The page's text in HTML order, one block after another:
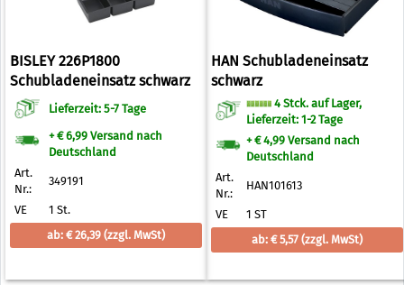
BISLEY 226P1800
Schubladeneinsatz schwarz
Lieferzeit: 5-7 Tage
+ € 6,99 Versand nach
Deutschland
Art.
Nr.:
349191
VE
1 St.
ab: € 26,39 (zzgl. MwSt)
HAN Schubladeneinsatz
schwarz
4 Stck. auf Lager,
Lieferzeit: 1-2 Tage
+ € 4,99 Versand nach
Deutschland
Art.
Nr.:
HAN101613
VE
1 ST
ab: € 5,57 (zzgl. MwSt)